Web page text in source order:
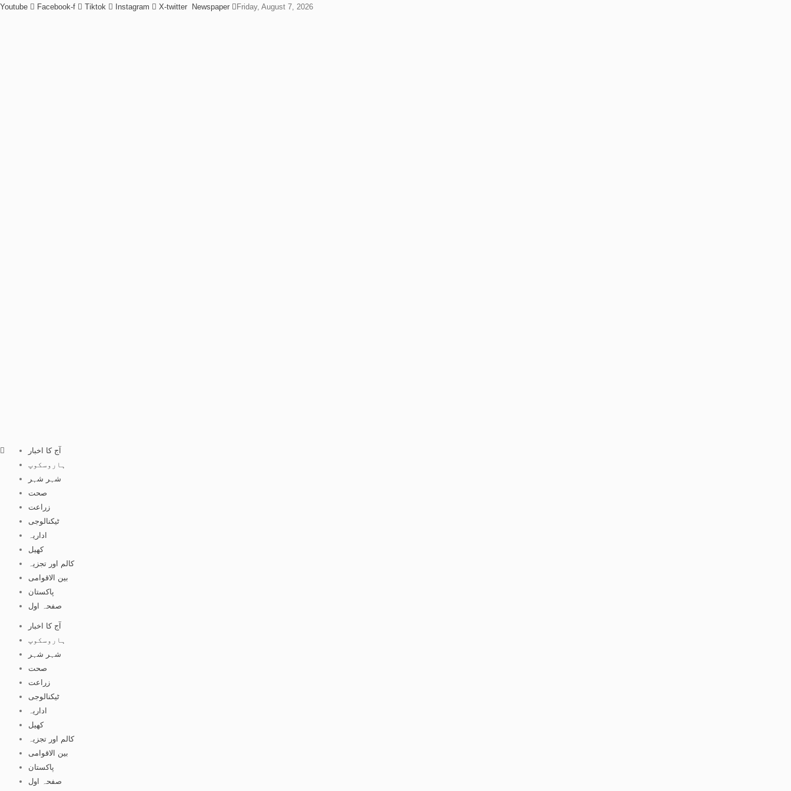
Youtube Facebook-f Tiktok Instagram X-twitter Newspaper Friday, August 7, 2026
آج کا اخبار
ہاروسکوپ
شہر شہر
صحت
زراعت
ٹیکنالوجی
اداریہ
کھیل
کالم اور تجزیہ
بین الاقوامی
پاکستان
صفحہ اول
آج کا اخبار
ہاروسکوپ
شہر شہر
صحت
زراعت
ٹیکنالوجی
اداریہ
کھیل
کالم اور تجزیہ
بین الاقوامی
پاکستان
صفحہ اول